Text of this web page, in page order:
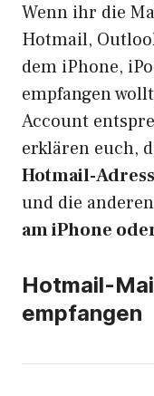
Wenn ihr die
Hotmail,
dem iPhone,
empfangen
Account
erklären euch,
Hotmail-
und die
am iPhone
Hotmail-
empfangen